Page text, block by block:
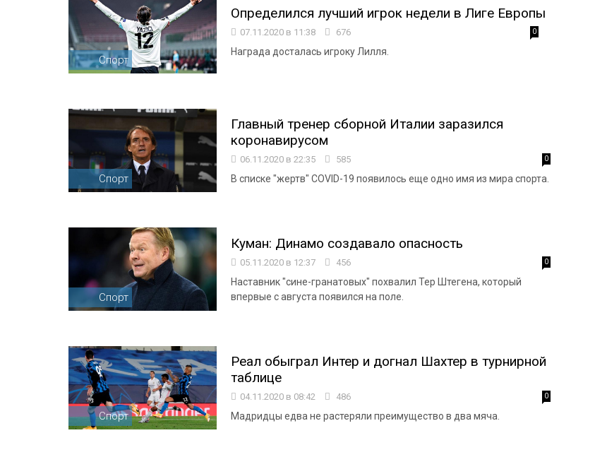
Спорт
Определился лучший игрок недели в Лиге Европы
07.11.2020 в 11:38 676 0
Награда досталась игроку Лилля.
Спорт
Главный тренер сборной Италии заразился
коронавирусом
06.11.2020 в 22:35 585 0
В списке "жертв" COVID-19 появилось еще одно имя из мира спорта.
Спорт
Куман: Динамо создавало опасность
05.11.2020 в 12:37 456 0
Наставник "сине-гранатовых" похвалил Тер Штегена, который
впервые с августа появился на поле.
Спорт
Реал обыграл Интер и догнал Шахтер в турнирной
таблице
04.11.2020 в 08:42 486 0
Мадридцы едва не растеряли преимущество в два мяча.